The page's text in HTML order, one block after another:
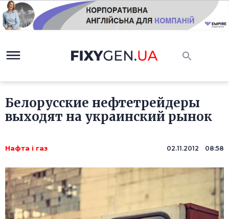
Белорусские нефтетрейдеры
выходят на украинский рынок
Нафта і газ 02.11.2012 08:58